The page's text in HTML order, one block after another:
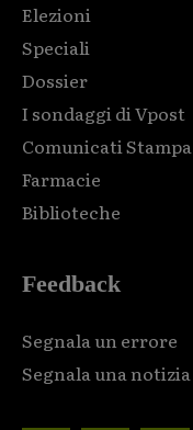
Elezioni
Speciali
Dossier
I sondaggi di Vpost
Comunicati Stampa
Farmacie
Biblioteche
Feedback
Segnala un errore
Segnala una notizia